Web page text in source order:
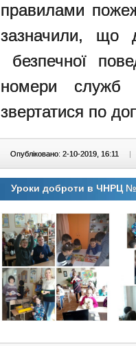
правилами
зазначили, що
безпечної
номери служб
звертатися по
Опубліковано: 2-10-2019, 16:11 |
Уроки доброти в ЧНРЦ